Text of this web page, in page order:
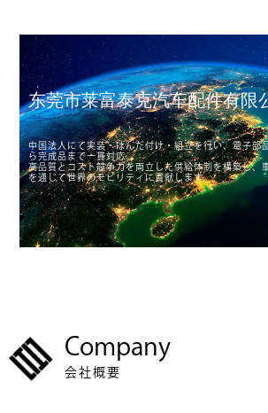
东莞市莱富泰克汽车配件有限
中国法人にて実装・はんだ付け・組立を行い、電子部
ら完成品まで一貫対応。
高品質とコスト競争力を両立した供給体制を構築し、
を通じて世界のモビリティに貢献します。
Company
会社概要